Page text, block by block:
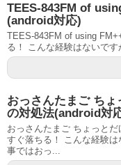
TEES-843FM of
(android対応)
TEES-843FM of using
る！ こんな経験はないです
おっさんたまご ち
の対処法(android対
おっさんたまご ちょっと
すぐ落ちる！ こんな経験
事ではおっ...